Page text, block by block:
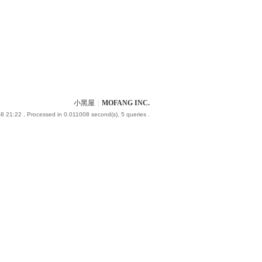
小黑屋 MOFANG INC.
21:22 , Processed in 0.011008 second(s), 5 queries .